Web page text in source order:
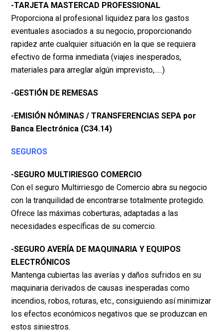
-TARJETA MASTERCAD PROFESSIONAL
Proporciona al profesional liquidez para los gastos
eventuales asociados a su negocio,proporcionando
rapidez ante cualquier situación en la que se requiera
efectivo de forma inmediata(viajes inesperados,
materiales para arreglar algún imprevisto,…..)
-GESTIÓN DE REMESAS
-EMISIÓN NÓMINAS / TRANSFERENCIAS SEPA por
Banca Electrónica (C34.14)
SEGUROS
-SEGURO MULTIRIESGO COMERCIO
Con el seguro Multirriesgo de Comercio abra su negocio
con la tranquilidad de encontrarsetotalmente protegido.
Ofrece las máximas coberturas, adaptadas a las
necesidades específicas de su comercio.
-SEGURO AVERÍA DE MAQUINARIA Y EQUIPOS
ELECTRÓNICOS
Mantenga cubiertas las averías y daños sufridos en su
maquinaria derivados de causas inesperadascomo
incendios, robos, roturas, etc., consiguiendo así minimizar
los efectos económicos negativosque se produzcan en
estos siniestros.